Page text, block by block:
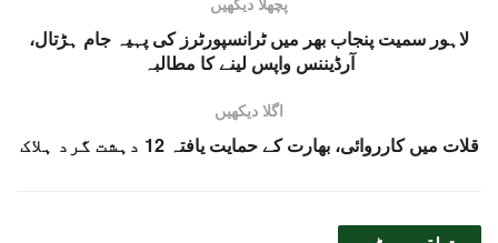
لاہور سمیت پنجاب بھر میں ٹرانسپورٹرز کی پہیہ جام ہڑتال،
آرڈیننس واپس لینے کا مطالبہ
اگلا دیکھیں
قلات میں کارروائی، بھارت کے حمایت یافتہ 12 دہشت گرد ہلاک